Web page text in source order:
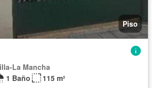
Piso
La Mancha
1 Baño 115 m²